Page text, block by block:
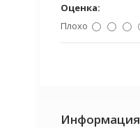
Оценка:
Плохо
Информация